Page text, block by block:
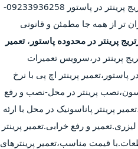
پرینتر در پاستور
09233936258-
تر از همه جا مطمئن و قانونی
پرینتر در محدوده پاستور ، تعمیر
پرینتر در،سرویس تعمیرات
پرینتر اچ پی با نرخ
اپسون،نصب پرینتر در محل-نصب و رفع
پرینتر پاناسونیک در محل با ارئه
و رفع خرابی.تعمیر پرینتر
قیمت مناسب،تعمیر پرینترهای